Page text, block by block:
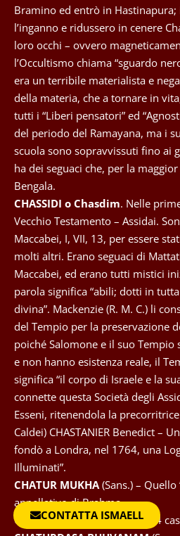
Bramino ed entrò in
l’inganno e ridussero in cenere
loro occhi – ovvero
l’Occultismo chiama “sguardo
era un terribile materialista e
della materia, che a tornare in
tutti i “Liberi pensatori” ed
del periodo del Ramayana, ma i
scuola sono sopravvissuti fino ai
ha dei seguaci che, per la
Bengala.
CHASSIDI o Chasdim. Nelle
Vecchio Testamento – Assidai.
Maccabei, I, VII, 13, per essere
molti altri. Erano seguaci di
Maccabei, ed erano tutti mistici
parola significa “abili; dotti in
divina”. Mackenzie (R. M. C.) li
del Tempio per la preservazione
poiché Salomone e il suo
e non hanno esistenza reale, il
significa “il corpo di Israele e la
connette questa Società degli
Esseni, ritenendola la
Caldei) CHASTANIER Benedict –
fondò a Londra, nel 1764, una
Illuminati”.
CHATUR MUKHA (Sans.) –
appellativo di Brahma.
CHATUR VARNA (Sans.) – Le 4
CONTATTA ISMAELL